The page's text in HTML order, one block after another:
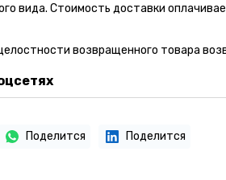
вида. Стоимость доставки
возвращенного товара
Поделится Поделится